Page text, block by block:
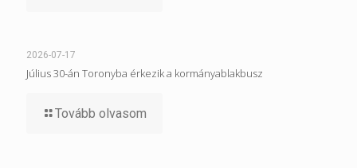
2026-07-17
Július 30-án Toronyba érkezik a kormányablakbusz
Tovább olvasom